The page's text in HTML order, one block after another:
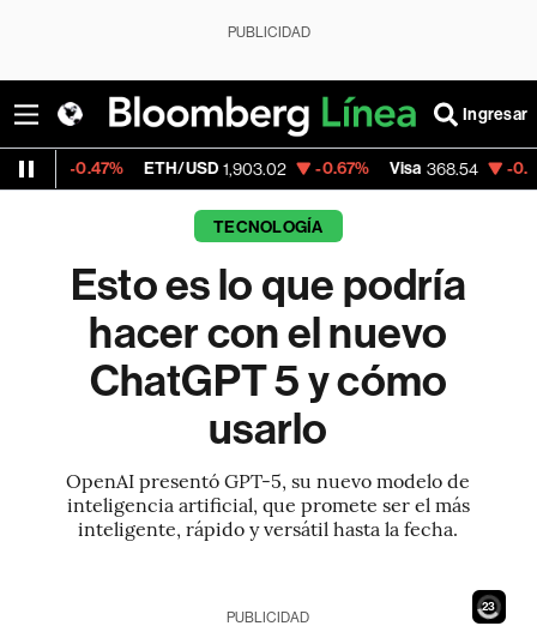
PUBLICIDAD
Ingresar
ETH/USD 1,903.02 -0.67% Visa 368.54 -0.28%
TECNOLOGÍA
Esto es lo que podría
hacer con el nuevo
ChatGPT 5 y cómo
usarlo
OpenAI presentó GPT-5, su nuevo modelo de
inteligencia artificial, que promete ser el más
inteligente, rápido y versátil hasta la fecha.
21
PUBLICIDAD